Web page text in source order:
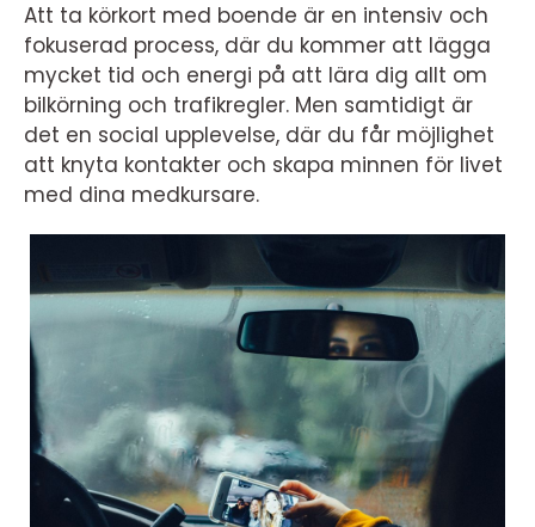
Att ta körkort med boende är en intensiv och
fokuserad process, där du kommer att lägga
mycket tid och energi på att lära dig allt om
bilkörning och trafikregler. Men samtidigt är
det en social upplevelse, där du får möjlighet
att knyta kontakter och skapa minnen för livet
med dina medkursare.